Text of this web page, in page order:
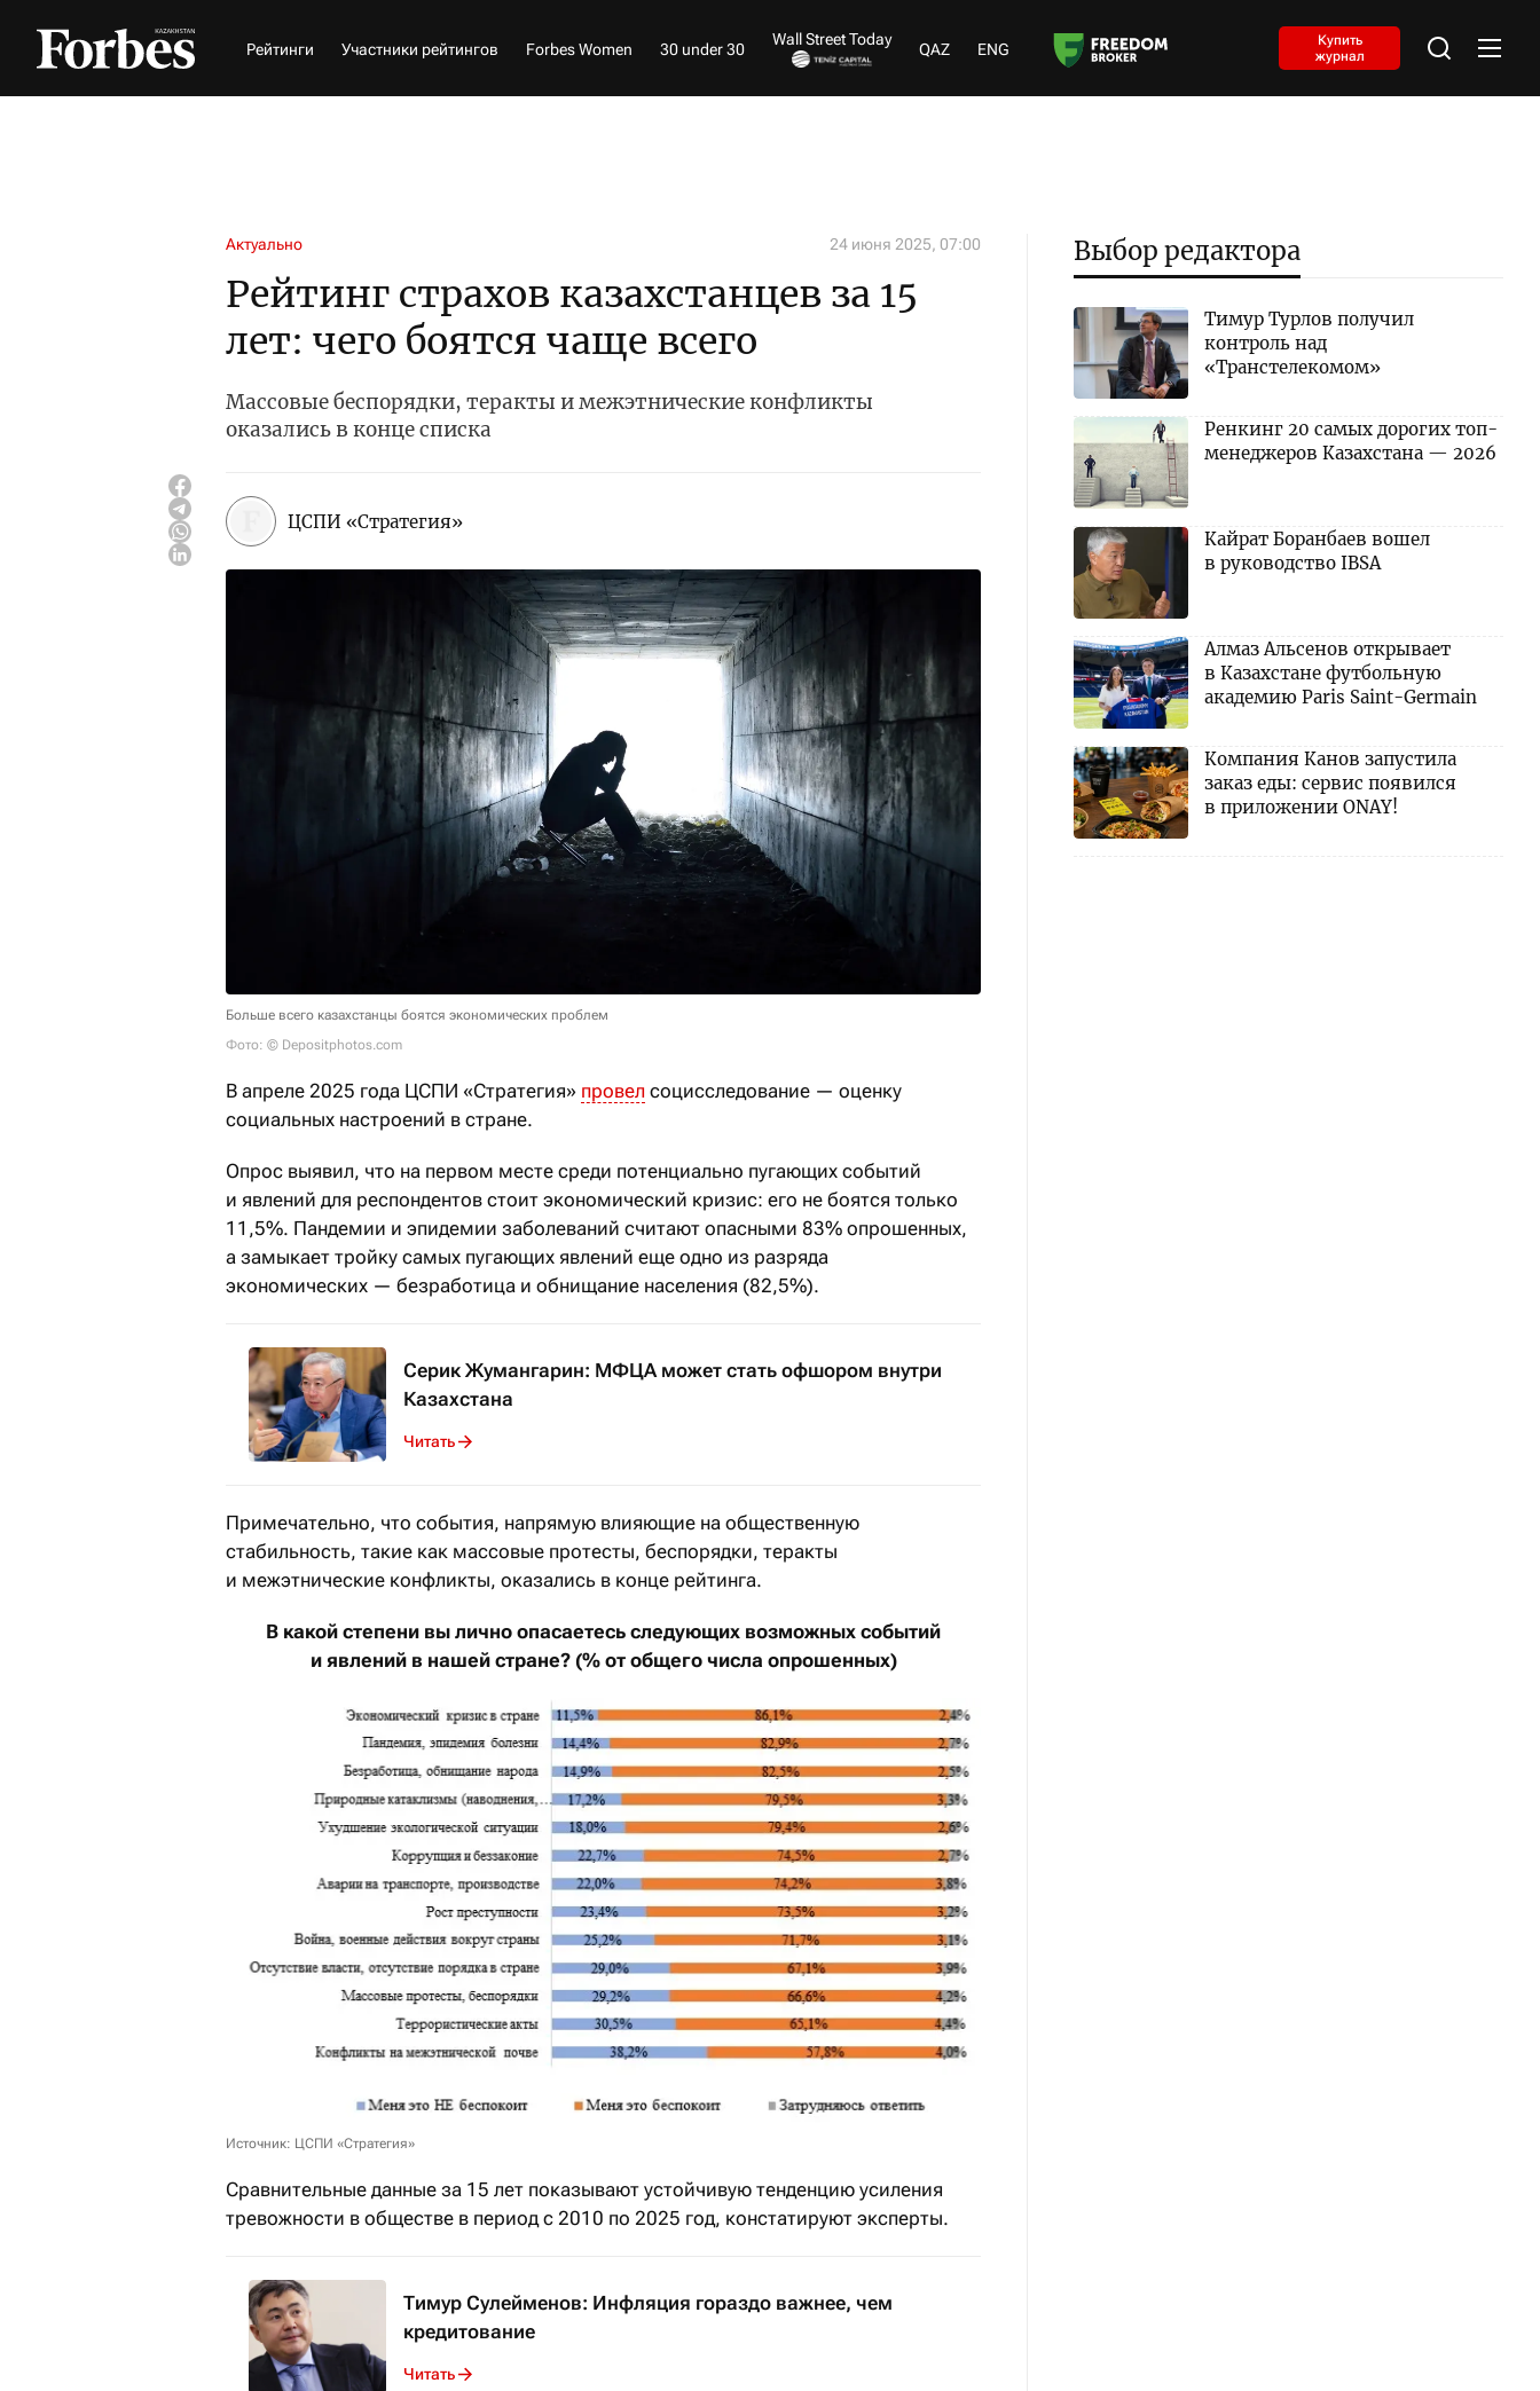
Рейтинги Участники рейтингов Forbes Women 30 under 30
Wall Street Today
QAZ ENG
Купить
журнал
Актуально 24 июня 2025, 07:00
Рейтинг страхов казахстанцев за 15
лет: чего боятся чаще всего
Массовые беспорядки, теракты и межэтнические конфликты
оказались в конце списка
ЦСПИ «Стратегия»
Больше всего казахстанцы боятся экономических проблем
Фото: © Depositphotos.com
В апреле 2025 года ЦСПИ «Стратегия» провел социсследование — оценку
социальных настроений в стране.
Опрос выявил, что на первом месте среди потенциально пугающих событий
и явлений для респондентов стоит экономический кризис: его не боятся только
11,5%. Пандемии и эпидемии заболеваний считают опасными 83% опрошенных,
а замыкает тройку самых пугающих явлений еще одно из разряда
экономических — безработица и обнищание населения (82,5%).
Серик Жумангарин: МФЦА может стать офшором внутри
Казахстана
Читать
Примечательно, что события, напрямую влияющие на общественную
стабильность, такие как массовые протесты, беспорядки, теракты
и межэтнические конфликты, оказались в конце рейтинга.
В какой степени вы лично опасаетесь следующих возможных событий
и явлений в нашей стране? (% от общего числа опрошенных)
Источник: ЦСПИ «Стратегия»
Сравнительные данные за 15 лет показывают устойчивую тенденцию усиления
тревожности в обществе в период с 2010 по 2025 год, констатируют эксперты.
Тимур Сулейменов: Инфляция гораздо важнее, чем
кредитование
Читать
Выбор редактора
Тимур Турлов получил
контроль над
«Транстелекомом»
Ренкинг 20 самых дорогих топ-
менеджеров Казахстана — 2026
Кайрат Боранбаев вошел
в руководство IBSA
Алмаз Альсенов открывает
в Казахстане футбольную
академию Paris Saint-Germain
Компания Канов запустила
заказ еды: сервис появился
в приложении ONAY!